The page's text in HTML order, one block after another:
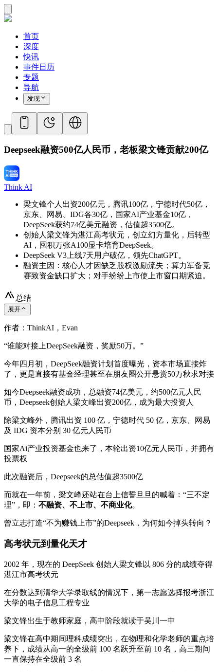
首页
深度
快讯
事件日历
专题
导航
发现
Deepseek融资500亿人民币，老板梁文锋贡献200亿
Think AI
梁文锋个人出资200亿元，腾讯100亿，宁德时代50亿，
京东、网易、IDG各30亿，国家AI产业基金10亿，
DeepSeek获约74亿美元融资，估值超3500亿。
创始人梁文锋为湛江高考状元，创立幻方量化，后转型
AI，囤积万张A100显卡培育DeepSeek。
DeepSeek V3上线7天用户破亿，领先ChatGPT。
融资主因：核心人才因缺乏股权激励流失；算力军备竞
赛致资金缺口扩大；对手纷纷上市使上市窗口期紧迫。
总结
展开
作者：ThinkAI，Evan
“谁能对接上DeepSeek融资，奖励50万。”
今年四月初，DeepSeek融资计划首度曝光，资本市场直接炸
了，更是直接有基金经理甚至在朋友圈公开悬赏50万秋求对接
如今Deepseek融资成功，总融资74亿美元，约500亿元人民
币，Deepseek创始人梁文峰出资200亿，成为最大投资人
除梁文峰外，腾讯出资 100 亿，宁德时代 50 亿，京东、网易
及 IDG 资本分别 30 亿元人民币
国家Ai产业投资基金也来了，本轮出资10亿元人民币，并拥有
投票权
此次融资后，Deepseek的总估值超3500亿
而就在一年前，梁文峰还站在台上信誓旦旦的喊着：“三不定
理”，即： 不融资、不上市、不商业化。
曾立志打造“不为赚钱上市”的Deepseek，为何如今掉头转向？
高考状元到量化天才
2002 年，现在的 DeepSeek 创始人梁文锋以 806 分的成绩夺得
湛江市高考状元
在分数达到清华大学录取线的情况下，第一志愿选择报考浙江
大学的电子信息工程专业
梁文锋出生于教师家庭，高中阶段就读于吴川一中
梁文锋在高中期间理科成绩突出，在物理和化学老师的重点培
养下，成绩从高一的全级前 100 名跃升至前 10 名，高三期间
一直保持在全级前 3 名